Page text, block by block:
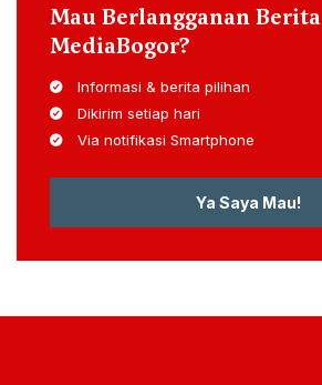
Mau Berlangganan Berita
MediaBogor?
Informasi & berita pilihan
Dikirim setiap hari
Via notifikasi Smartphone
Ya Saya Mau!